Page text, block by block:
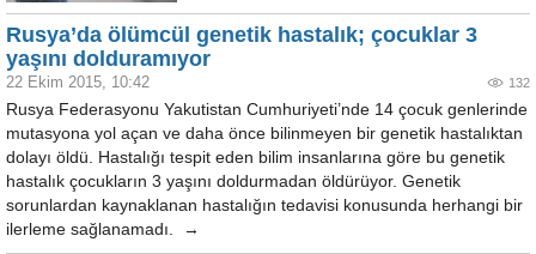
Rusya’da ölümcül genetik hastalık; çocuklar 3
yaşını dolduramıyor
22 Ekim 2015, 10:42 132
Rusya Federasyonu Yakutistan Cumhuriyeti’nde 14 çocuk genlerinde
mutasyona yol açan ve daha önce bilinmeyen bir genetik hastalıktan
dolayı öldü. Hastalığı tespit eden bilim insanlarına göre bu genetik
hastalık çocukların 3 yaşını doldurmadan öldürüyor. Genetik
sorunlardan kaynaklanan hastalığın tedavisi konusunda herhangi bir
ilerleme sağlanamadı. →